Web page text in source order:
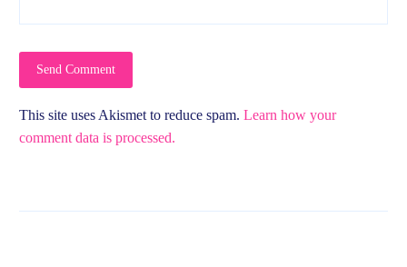
Send Comment
This site uses Akismet to reduce spam. Learn how your
comment data is processed.